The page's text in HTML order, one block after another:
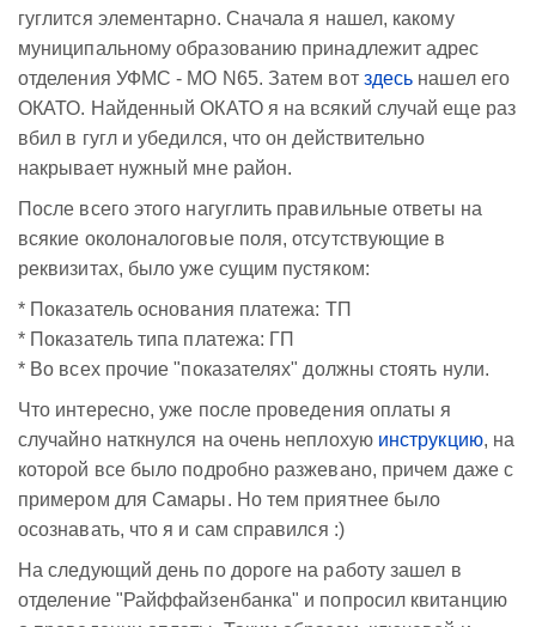
гуглится элементарно. Сначала я нашел, какому
муниципальному образованию принадлежит адрес
отделения УФМС - МО N65. Затем вот здесь нашел его
ОКАТО. Найденный ОКАТО я на всякий случай еще раз
вбил в гугл и убедился, что он действительно
накрывает нужный мне район.
После всего этого нагуглить правильные ответы на
всякие околоналоговые поля, отсутствующие в
реквизитах, было уже сущим пустяком:
* Показатель основания платежа: ТП
* Показатель типа платежа: ГП
* Во всех прочие "показателях" должны стоять нули.
Что интересно, уже после проведения оплаты я
случайно наткнулся на очень неплохую инструкцию, на
которой все было подробно разжевано, причем даже с
примером для Самары. Но тем приятнее было
осознавать, что я и сам справился :)
На следующий день по дороге на работу зашел в
отделение "Райффайзенбанка" и попросил квитанцию